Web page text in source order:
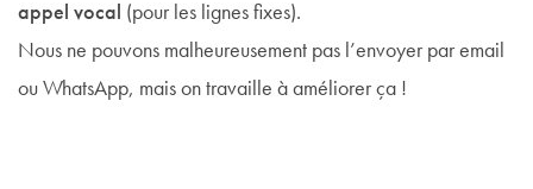
appel vocal (pour les lignes fixes).
Nous ne pouvons malheureusement pas l’envoyer par email
ou WhatsApp, mais on travaille à améliorer ça !